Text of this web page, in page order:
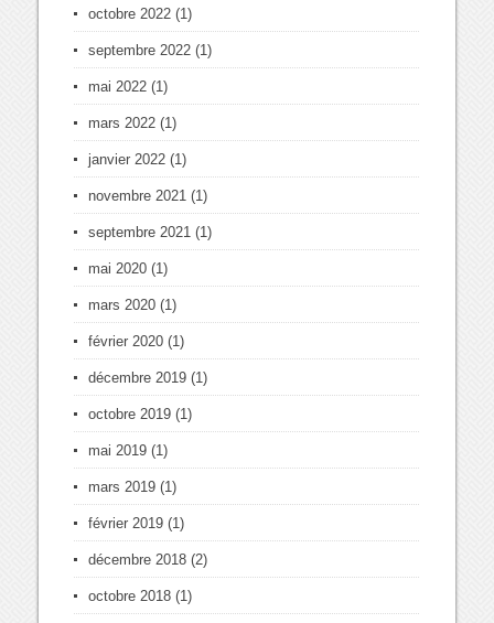
octobre 2022 (1)
septembre 2022 (1)
mai 2022 (1)
mars 2022 (1)
janvier 2022 (1)
novembre 2021 (1)
septembre 2021 (1)
mai 2020 (1)
mars 2020 (1)
février 2020 (1)
décembre 2019 (1)
octobre 2019 (1)
mai 2019 (1)
mars 2019 (1)
février 2019 (1)
décembre 2018 (2)
octobre 2018 (1)